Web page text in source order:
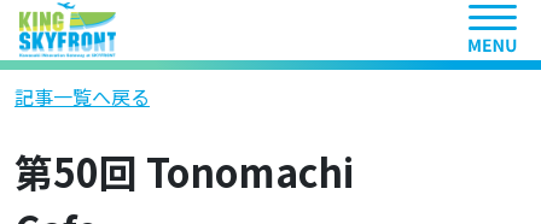
ヘッ
記事一覧へ戻る
第50回 Tonomachi